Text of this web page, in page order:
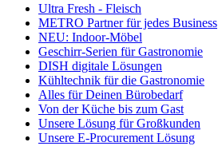
Ultra Fresh - Fleisch
METRO Partner für jedes Business
NEU: Indoor-Möbel
Geschirr-Serien für Gastronomie
DISH digitale Lösungen
Kühltechnik für die Gastronomie
Alles für Deinen Bürobedarf
Von der Küche bis zum Gast
Unsere Lösung für Großkunden
Unsere E-Procurement Lösung